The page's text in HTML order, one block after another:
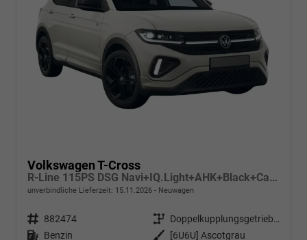
Volkswagen T-Cross
R-Line 115PS DSG Navi+IQ.Light+AHK+Black+Cam+Keyless+Side+Climatronic+Parklenk
unverbindliche Lieferzeit: 15.11.2026 Neuwagen
Fahrzeugnr. 882474 Getriebe
Doppelkupplungsgetriebe (DSG)
Kraftstoff Benzin Außenfarbe
[6U6U] Ascotgrau